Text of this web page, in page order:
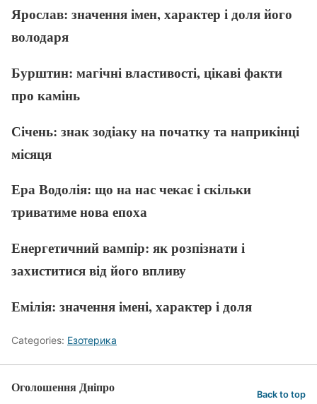
Ярослав: значення імен, характер і доля його
володаря
Бурштин: магічні властивості, цікаві факти
про камінь
Січень: знак зодіаку на початку та наприкінці
місяця
Ера Водолія: що на нас чекає і скільки
триватиме нова епоха
Енергетичний вампір: як розпізнати і
захиститися від його впливу
Емілія: значення імені, характер і доля
Categories: Езотерика
Оголошення Дніпро Back to top